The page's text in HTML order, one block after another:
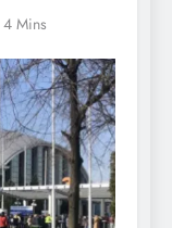
4 Mins